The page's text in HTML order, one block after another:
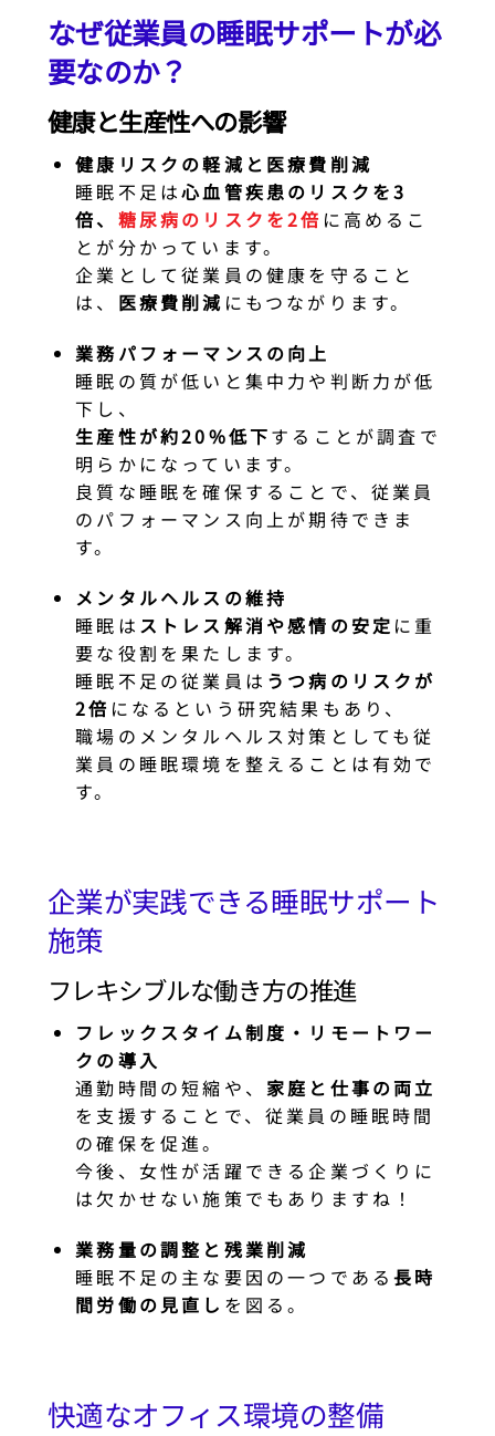
なぜ従業員の睡眠サポートが必
要なのか？
健康と生産性への影響
健康リスクの軽減と医療費削減
睡眠不足は心血管疾患のリスクを3
倍、 糖尿病のリスクを2倍 に高めるこ
とが分かっています。
企業として従業員の健康を守ること
は、 医療費削減 にもつながります。
業務パフォーマンスの向上
睡眠の質が低いと集中力や判断力が低
下し、
生産性が約20%低下することが調査で
明らかになっています。
良質な睡眠を確保することで、従業員
のパフォーマンス向上が期待できま
す。
メンタルヘルスの維持
睡眠は ストレス解消や感情の安定 に重
要な役割を果たします。
睡眠不足の従業員は うつ病のリスクが
2倍 になるという研究結果もあり、
職場のメンタルヘルス対策としても従
業員の睡眠環境を整えることは有効で
す。
企業が実践できる睡眠サポート
施策
フレキシブルな働き方の推進
フレックスタイム制度・リモートワー
クの導入
通勤時間の短縮や、 家庭と仕事の両立
を支援することで、従業員の睡眠時間
の確保を促進。
今後、女性が活躍できる企業づくりに
は欠かせない施策でもありますね！
業務量の調整と残業削減
睡眠不足の主な要因の一つである長時
間労働の見直し を図る。
快適なオフィス環境の整備